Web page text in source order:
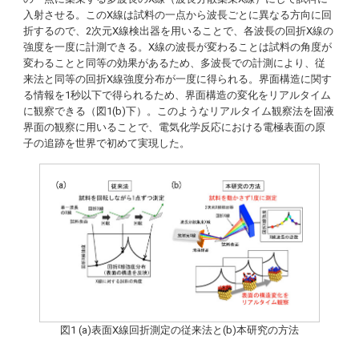
入射させる。このX線は試料の一点から波長ごとに異なる方向に回
折するので、2次元X線検出器を用いることで、各波長の回折X線の
強度を一度に計測できる。X線の波長が変わることは試料の角度が
変わることと同等の効果があるため、多波長での計測により、従
来法と同等の回折X線強度分布が一度に得られる。界面構造に関す
る情報を1秒以下で得られるため、界面構造の変化をリアルタイム
に観察できる（図1(b)下）。このようなリアルタイム観察法を固液
界面の観察に用いることで、電気化学反応における電極表面の原
子の追跡を世界で初めて実現した。
図1 (a)表面X線回折測定の従来法と(b)本研究の方法